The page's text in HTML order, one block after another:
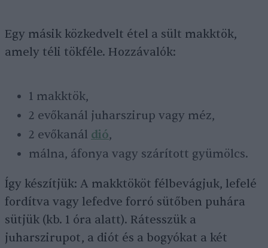
Egy másik közkedvelt étel a sült makktök,
amely téli tökféle. Hozzávalók:
1 makktök,
2 evőkanál juharszirup vagy méz,
2 evőkanál dió,
málna, áfonya vagy szárított gyümölcs.
Így készítjük: A makktököt félbevágjuk, lefelé
fordítva vagy lefedve forró sütőben puhára
sütjük (kb. 1 óra alatt). Rátesszük a
juharszirupot, a diót és a bogyókat a két